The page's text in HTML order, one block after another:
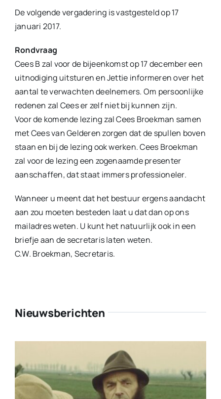
De volgende vergadering is vastgesteld op 17
januari 2017.
Rondvraag
Cees B zal voor de bijeenkomst op 17 december een
uitnodiging uitsturen en Jettie informeren over het
aantal te verwachten deelnemers. Om persoonlijke
redenen zal Cees er zelf niet bij kunnen zijn.
Voor de komende lezing zal Cees Broekman samen
met Cees van Gelderen zorgen dat de spullen boven
staan en bij de lezing ook werken. Cees Broekman
zal voor de lezing een zogenaamde presenter
aanschaffen, dat staat immers professioneler.
Wanneer u meent dat het bestuur ergens aandacht
aan zou moeten besteden laat u dat dan op ons
mailadres weten. U kunt het natuurlijk ook in een
briefje aan de secretaris laten weten.
C.W. Broekman, Secretaris.
Nieuwsberichten